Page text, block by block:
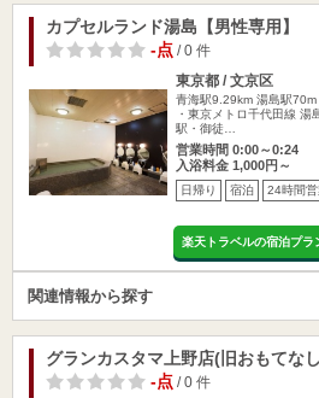
カプセルランド湯島【男性専用】
-点/ 0 件
東京都 / 文京区
青海駅9.29km 湯島駅70m
・東京メトロ千代田線
駅・御徒…
営業時間 0:00～0:24
入浴料金 1,000円～
日帰り 宿泊 24時間
楽天トラベルの宿泊プラ
関連情報から探す
グランカスタマ上野店(旧おもてな
-点/ 0 件